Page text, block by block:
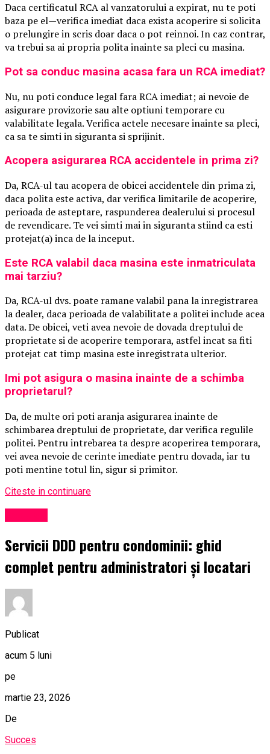
Daca certificatul RCA al vanzatorului a expirat, nu te poti
baza pe el—verifica imediat daca exista acoperire si solicita
o prelungire in scris doar daca o pot reinnoi. In caz contrar,
va trebui sa ai propria polita inainte sa pleci cu masina.
Pot sa conduc masina acasa fara un RCA imediat?
Nu, nu poti conduce legal fara RCA imediat; ai nevoie de
asigurare provizorie sau alte optiuni temporare cu
valabilitate legala. Verifica actele necesare inainte sa pleci,
ca sa te simti in siguranta si sprijinit.
Acopera asigurarea RCA accidentele in prima zi?
Da, RCA-ul tau acopera de obicei accidentele din prima zi,
daca polita este activa, dar verifica limitarile de acoperire,
perioada de asteptare, raspunderea dealerului si procesul
de revendicare. Te vei simti mai in siguranta stiind ca esti
protejat(a) inca de la inceput.
Este RCA valabil daca masina este inmatriculata
mai tarziu?
Da, RCA-ul dvs. poate ramane valabil pana la inregistrarea
la dealer, daca perioada de valabilitate a politei include acea
data. De obicei, veti avea nevoie de dovada dreptului de
proprietate si de acoperire temporara, astfel incat sa fiti
protejat cat timp masina este inregistrata ulterior.
Imi pot asigura o masina inainte de a schimba
proprietarul?
Da, de multe ori poti aranja asigurarea inainte de
schimbarea dreptului de proprietate, dar verifica regulile
politei. Pentru intrebarea ta despre acoperirea temporara,
vei avea nevoie de cerinte imediate pentru dovada, iar tu
poti mentine totul lin, sigur si primitor.
Citeste in continuare
Servicii DDD pentru condominii: ghid
complet pentru administratori și locatari
Publicat
acum 5 luni
pe
martie 23, 2026
De
Succes